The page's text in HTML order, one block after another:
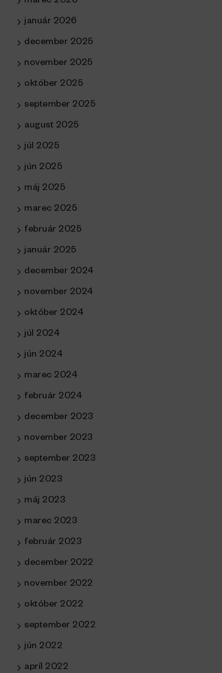
január 2026
december 2025
november 2025
október 2025
september 2025
august 2025
júl 2025
jún 2025
máj 2025
marec 2025
február 2025
január 2025
december 2024
november 2024
október 2024
júl 2024
jún 2024
marec 2024
február 2024
december 2023
november 2023
september 2023
jún 2023
máj 2023
marec 2023
február 2023
december 2022
november 2022
október 2022
september 2022
jún 2022
apríl 2022